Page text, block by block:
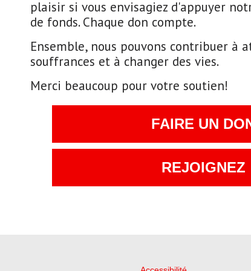
plaisir si vous envisagiez d'appuyer
de fonds. Chaque don compte.
Ensemble, nous pouvons contribuer à
souffrances et à changer des vies.
Merci beaucoup pour votre soutien!
FAIRE UN
REJOIGNEZ